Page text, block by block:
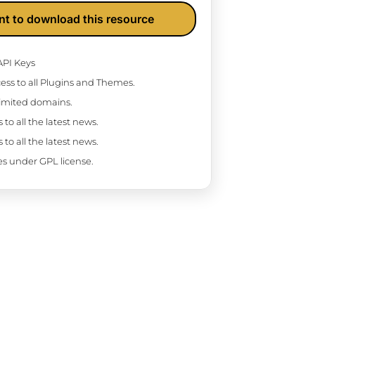
to download this resource
Keys
to all Plugins and Themes.
domains.
to all the latest news.
to all the latest news.
under GPL license.